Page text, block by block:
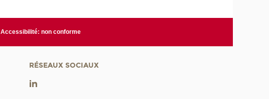
Accessibilité: non conforme
RÉSEAUX SOCIAUX